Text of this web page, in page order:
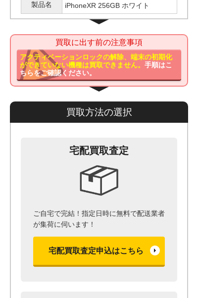
製品名
iPhoneXR 256GB ホワイト
買取に出す前の注意事項
アクティベーションロックの解除、端末の初期化
ができていない機種は買取できません。手順はこ
ちらをご確認ください。
買取方法の選択
宅配買取査定
ご自宅で完結！指定日時に無料で配送業者
が集荷に伺います！
宅配買取査定申込はこちら